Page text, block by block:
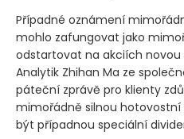
Případné oznámení
mohlo zafungovat jako
odstartovat na akciích novou
Analytik Zhihan Ma ze
páteční zprávě pro klienty
mimořádně silnou
být případnou speciální